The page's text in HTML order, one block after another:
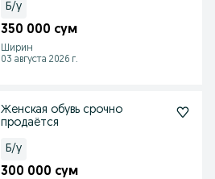
Б/у
350 000 сум
Ширин
03 августа 2026 г.
Женская обувь срочно
продаётся
Б/у
300 000 сум